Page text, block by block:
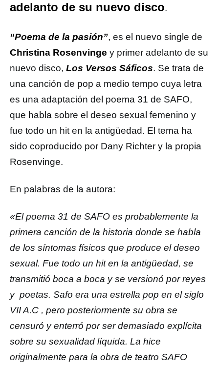
adelanto de su nuevo disco.
“Poema de la pasión”, es el nuevo single de
Christina Rosenvinge y primer adelanto de su
nuevo disco, Los Versos Sáficos. Se trata de
una canción de pop a medio tempo cuya letra
es una adaptación del poema 31 de SAFO,
que habla sobre el deseo sexual femenino y
fue todo un hit en la antigüedad. El tema ha
sido coproducido por Dany Richter y la propia
Rosenvinge.
En palabras de la autora:
«El poema 31 de SAFO es probablemente la
primera canción de la historia donde se habla
de los síntomas físicos que produce el deseo
sexual. Fue todo un hit en la antigüedad, se
transmitió boca a boca y se versionó por reyes
y poetas. Safo era una estrella pop en el siglo
VII A.C , pero posteriormente su obra se
censuró y enterró por ser demasiado explícita
sobre su sexualidad líquida. La hice
originalmente para la obra de teatro SAFO